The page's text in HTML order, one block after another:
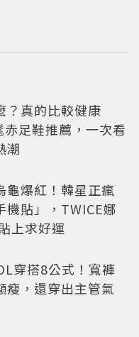
？真的比較健康
足鞋推薦，一次看
潮
龜爆紅！韓星正瘋
機貼」，TWICE娜
上求好運
穿搭8公式！寬褲
瘦，還穿出主管氣